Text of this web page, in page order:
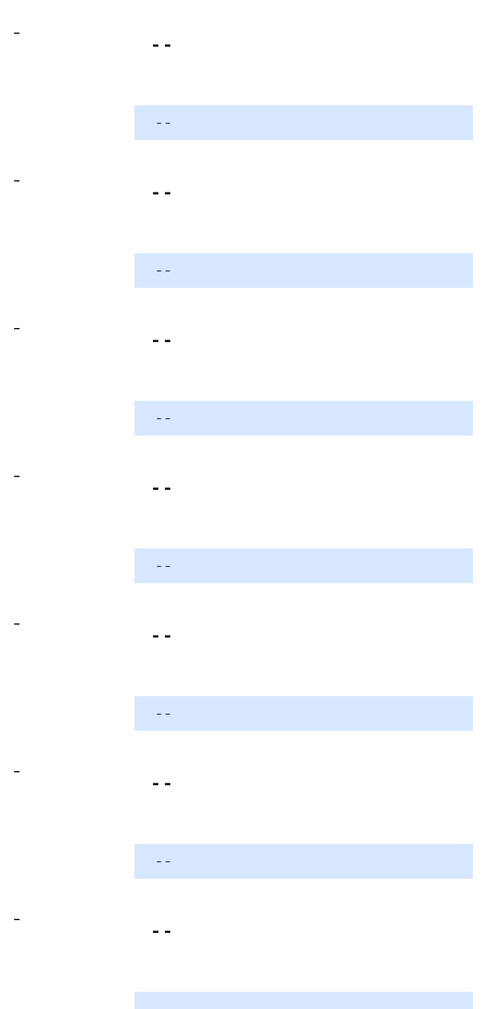
-
- -
- -
-
- -
- -
-
- -
- -
-
- -
- -
-
- -
- -
-
- -
- -
-
- -